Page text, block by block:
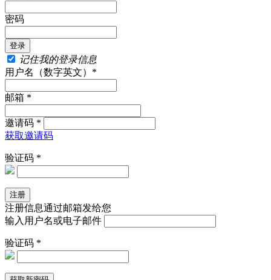
密码
记住我的登录信息
用户名（数字英文）*
邮箱 *
邀请码 *
获取邀请码
验证码 *
注册信息通过邮箱发给您
输入用户名或电子邮件
验证码 *